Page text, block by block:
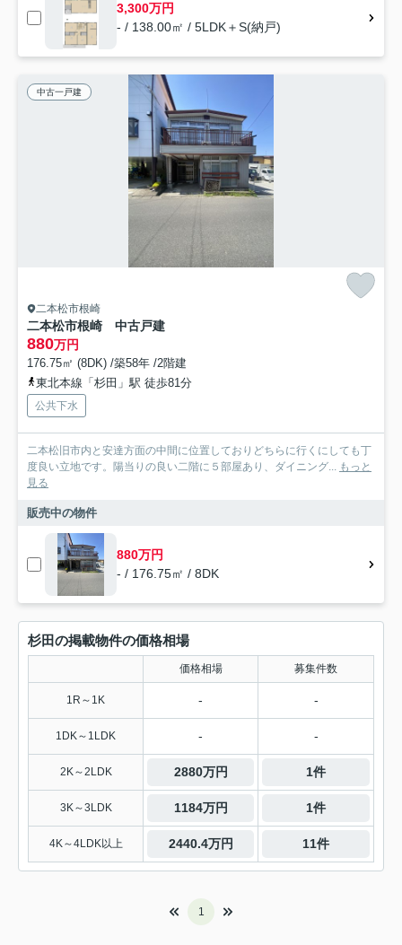
3,300万円
- / 138.00㎡ / 5LDK＋S(納戸)
中古一戸建
二本松市根崎
二本松市根崎 中古戸建
880万円
176.75㎡ (8DK) /築58年 /2階建
東北本線「杉田」駅 徒歩81分
公共下水
二本松旧市内と安達方面の中間に位置しておりどちらに行くにしても丁
度良い立地です。陽当りの良い二階に５部屋あり、ダイニング... もっと
見る
販売中の物件
880万円
- / 176.75㎡ / 8DK
杉田の掲載物件の価格相場
価格相場 募集件数
1R～1K - -
1DK～1LDK - -
2K～2LDK 2880万円 1件
3K～3LDK 1184万円 1件
4K～4LDK以上 2440.4万円 11件
1